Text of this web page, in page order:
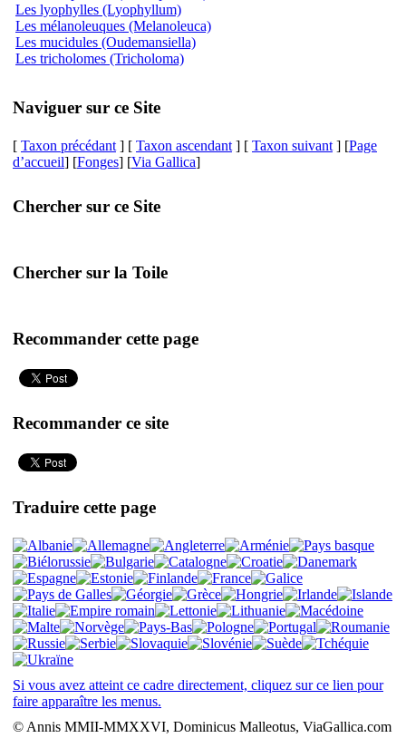
Les lyophylles (Lyophyllum)
Les mélanoleuques (Melanoleuca)
Les mucidules (Oudemansiella)
Les tricholomes (Tricholoma)
Naviguer sur ce Site
[ Taxon précédant ] [ Taxon ascendant ] [ Taxon suivant ] [Page
d’accueil] [Fonges] [Via Gallica]
Chercher sur ce Site
Chercher sur la Toile
Recommander cette page
Recommander ce site
Traduire cette page
Si vous avez atteint ce cadre directement, cliquez sur ce lien pour
faire apparaître les menus.
© Annis MMII-MMXXVI, Dominicus Malleotus, ViaGallica.com